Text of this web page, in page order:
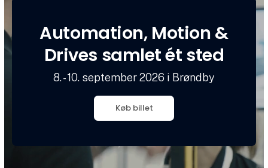
Automation, Motion &
Drives samlet ét sted
8. - 10. september 2026 i Brøndby
Køb billet